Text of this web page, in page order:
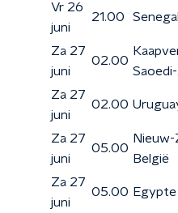
Vr 26
juni
21.00
Za 27
juni
02.00
Za 27
juni
02.00
Za 27
juni
05.00
Nieuw-
België
Za 27
juni
05.00 Egypte